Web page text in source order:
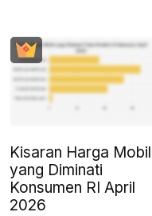
Kisaran Harga Mobil
yang Diminati
Konsumen RI April
2026